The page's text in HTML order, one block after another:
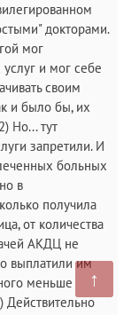
докторами.
мог
услуг и мог себе
своим
и было бы, их
Но... тут
запретили. И
больных
в
получила
от количества
АКДЦ не
выплатили им
меньше
Действительно
↑